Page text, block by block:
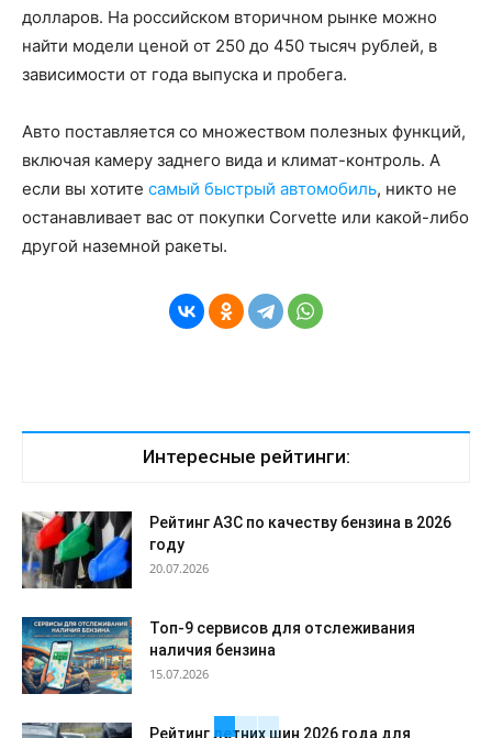
долларов. На российском вторичном рынке можно
найти модели ценой от 250 до 450 тысяч рублей, в
зависимости от года выпуска и пробега.
Авто поставляется со множеством полезных функций,
включая камеру заднего вида и климат-контроль. А
если вы хотите самый быстрый автомобиль, никто не
останавливает вас от покупки Corvette или какой-либо
другой наземной ракеты.
Интересные рейтинги:
Рейтинг АЗС по качеству бензина в 2026
году
20.07.2026
Топ-9 сервисов для отслеживания
наличия бензина
15.07.2026
Рейтинг летних шин 2026 года для